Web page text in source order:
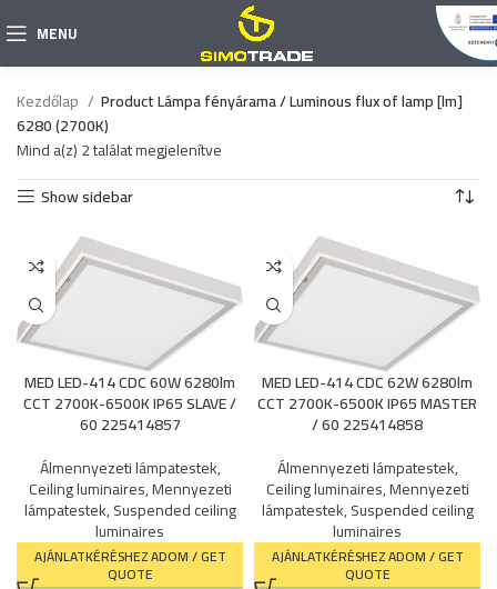
MENU
Kezdőlap
Product Lámpa fényárama / Luminous flux of lamp [lm]
6280 (2700K)
Mind a(z) 2 találat megjelenítve
Show sidebar
MED LED-414 CDC 60W 6280lm
CCT 2700K-6500K IP65 SLAVE /
60 225414857
Álmennyezeti lámpatestek,
Ceiling luminaires,Mennyezeti
lámpatestek,Suspended ceiling
luminaires
AJÁNLATKÉRÉSHEZ ADOM / GET
QUOTE
MED LED-414 CDC 62W 6280lm
CCT 2700K-6500K IP65 MASTER
/ 60 225414858
Álmennyezeti lámpatestek,
Ceiling luminaires,Mennyezeti
lámpatestek,Suspended ceiling
luminaires
AJÁNLATKÉRÉSHEZ ADOM / GET
QUOTE